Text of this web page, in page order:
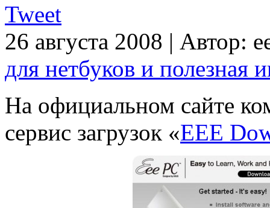
Tweet
26 августа 2008 | Автор:
для нетбуков и полезная
На официальном сайте
сервис загрузок «EEE